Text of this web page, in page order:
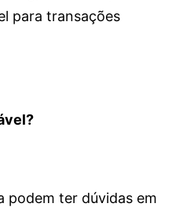
para transações
podem ter dúvidas em